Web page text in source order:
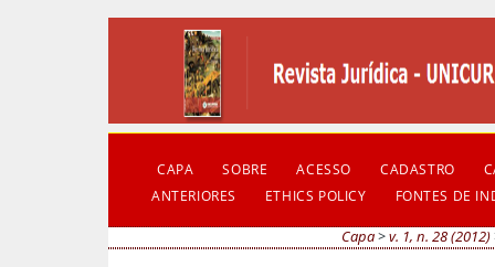
CAPA SOBRE ACESSO CADASTRO
ANTERIORES
ETHICS POLICY FONTES DE
Capa>v. 1, n. 28 (2012)